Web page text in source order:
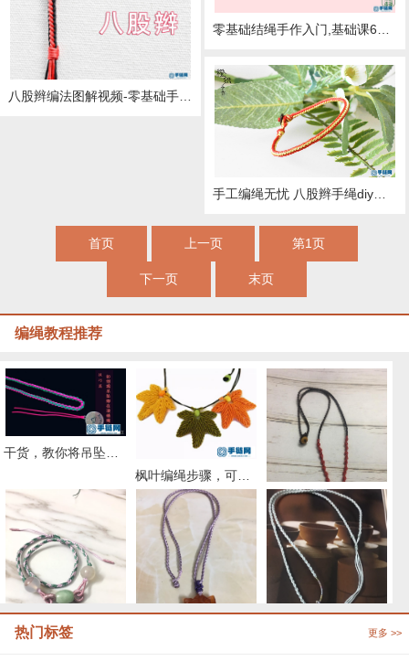
零基础结绳手作入门,基础课6：八股辫的编法图解视频
八股辫编法图解视频-零基础手工编绳入门
手工编绳无忧 八股辫手绳diy编织教程 新手入门基础款 简约的八股辫手绳寓意四平八稳有求必应～
首页 上一页 第1页
下一页 末页
编绳教程推荐
枫叶编绳步骤，可做中国结挂坠编绳项链
红翡圆珠项链绳编法图解
更多 >>
热门标签